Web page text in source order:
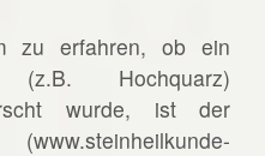
zu erfahren, ob ein
Hochquarz)
wurde, ist der